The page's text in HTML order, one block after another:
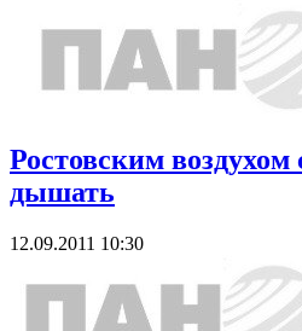
Ростовским воздухом
дышать
12.09.2011 10:30